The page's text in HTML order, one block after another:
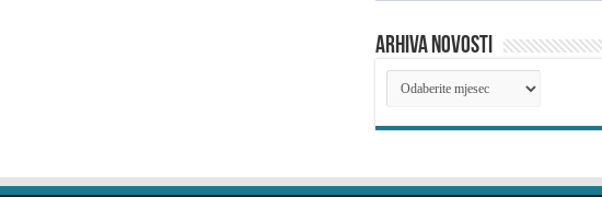
ARHIVA NOVOSTI
ARHIVA
NOVOSTI